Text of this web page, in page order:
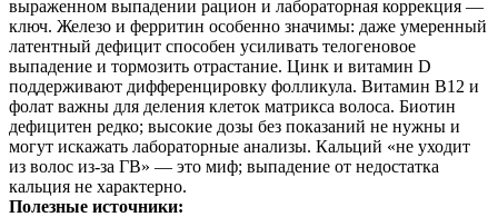
выраженном выпадении рацион и лабораторная коррекция —
ключ. Железо и ферритин особенно значимы: даже умеренный
латентный дефицит способен усиливать телогеновое
выпадение и тормозить отрастание. Цинк и витамин D
поддерживают дифференцировку фолликула. Витамин B12 и
фолат важны для деления клеток матрикса волоса. Биотин
дефицитен редко; высокие дозы без показаний не нужны и
могут искажать лабораторные анализы. Кальций «не уходит
из волос из‑за ГВ» — это миф; выпадение от недостатка
кальция не характерно.
Полезные источники: